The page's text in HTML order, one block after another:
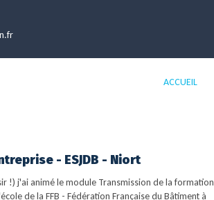
ACCUEIL
- ESJDB - Niort
!) j'ai animé le module Transmission de la formation
de la FFB - Fédération Française du Bâtiment à